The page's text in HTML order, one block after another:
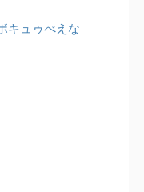
キュゥべえな